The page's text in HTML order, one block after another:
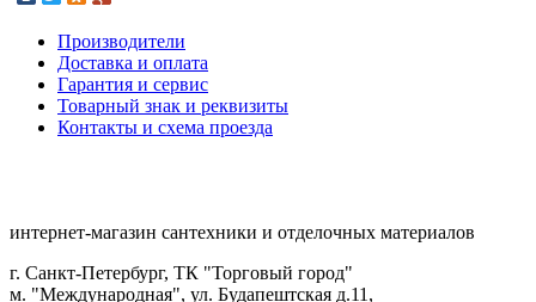
Производители
Доставка и оплата
Гарантия и сервис
Товарный знак и реквизиты
Контакты и схема проезда
интернет-магазин сантехники и отделочных материалов
г. Санкт-Петербург, ТК "Торговый город"
м. "Международная", ул. Будапештская д.11,